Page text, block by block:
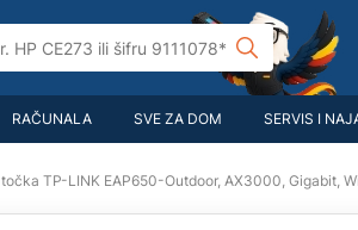
RAČUNALA SVE ZA DOM SERVIS I
TP-LINK EAP650-Outdoor, AX3000, Gigabit,